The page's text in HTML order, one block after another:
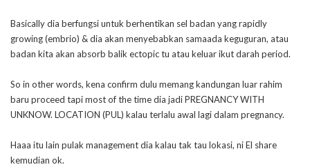
Basically dia berfungsi untuk berhentikan sel badan yang rapidly
growing (embrio) & dia akan menyebabkan samaada keguguran, atau
badan kita akan absorb balik ectopic tu atau keluar ikut darah period.
So in other words, kena confirm dulu memang kandungan luar rahim
baru proceed tapi most of the time dia jadi PREGNANCY WITH
UNKNOW. LOCATION (PUL) kalau terlalu awal lagi dalam pregnancy.
Haaa itu lain pulak management dia kalau tak tau lokasi, ni El share
kemudian ok.